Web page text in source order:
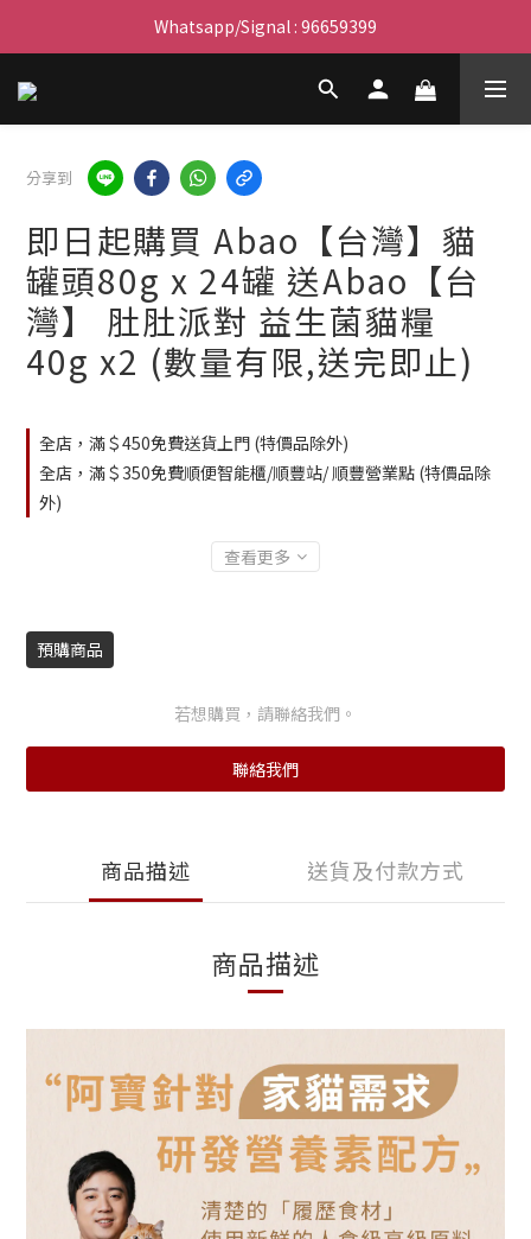
滿$450免費送貨上門 I 滿$350免運 順豐自取
會員優惠｜購物滿 $100 回贈$3購物金
分享到
即日起購買 Abao【台灣】貓
罐頭80g x 24罐 送Abao【台
灣】 肚肚派對 益生菌貓糧
40g x2 (數量有限,送完即止)
全店，滿＄450免費送貨上門 (特價品除外)
全店，滿＄350免費順便智能櫃/順豐站/ 順豐營業點 (特價品除
外)
查看更多
預購商品
若想購買，請聯絡我們。
聯絡我們
商品描述 送貨及付款方式
商品描述